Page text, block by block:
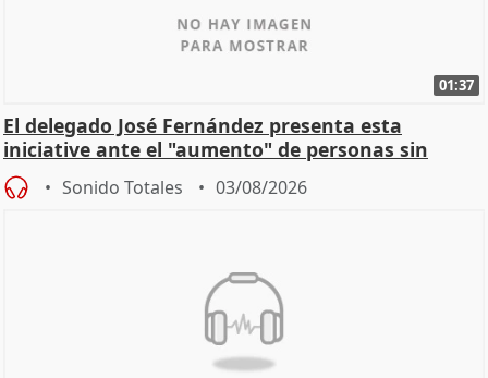
01:37
El delegado José Fernández presenta esta
iniciative ante el "aumento" de personas sin
hogar en Madri
Sonido Totales 03/08/2026